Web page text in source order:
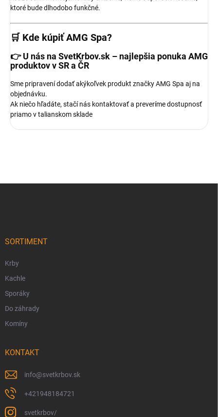
ktoré bude dlhodobo funkčné.
🛒 Kde kúpiť AMG Spa?
👉 U nás na SvetKrbov.sk – najlepšia ponuka AMG
produktov v SR a ČR
Sme pripravení dodať akýkoľvek produkt značky AMG Spa aj na
objednávku.
Ak niečo hľadáte, stačí nás kontaktovať a preveríme dostupnosť
priamo v talianskom sklade
SORTIMENT
Krby
Kachle
Sporáky
Do záhrady
Komíny
KONTAKT
info@svetkrbov.sk
+421948184721
svetkrbov/